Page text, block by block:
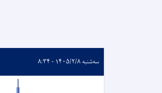
سه‌شنبه ۱۴۰۵/۲/۸ - ۸:۳۴